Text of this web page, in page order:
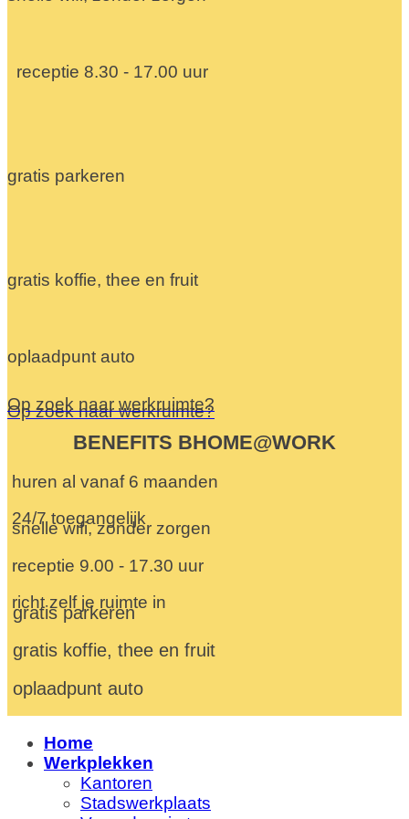
receptie 8.30 - 17.00 uur
gratis parkeren
gratis koffie, thee en fruit
oplaadpunt auto
Op zoek naar werkruimte?
Op zoek naar werkruimte?
BENEFITS BHOME@WORK
huren al vanaf 6 maanden
24/7 toegangelijk
snelle wifi, zonder zorgen
receptie 9.00 - 17.30 uur
richt zelf je ruimte in
gratis parkeren
gratis koffie, thee en fruit
oplaadpunt auto
Home
Werkplekken
Kantoren
Stadswerkplaats